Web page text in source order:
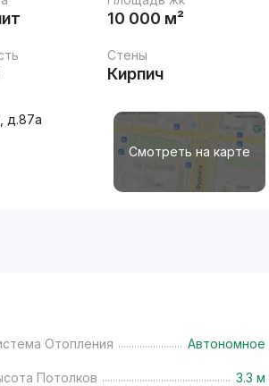
10 000 м²
Стены
Кирпич
Смотреть на карте
д.87a
Отопления Автономное
Потолков 3.3 м